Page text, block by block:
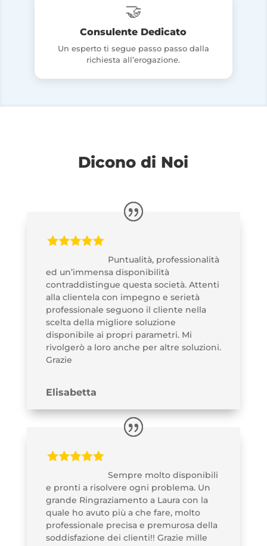
🤝
Consulente Dedicato
Un esperto ti segue passo passo dalla
richiesta all’erogazione.
Dicono di Noi
Puntualità, professionalità
ed un’immensa disponibilità
contraddistingue questa società. Attenti
alla clientela con impegno e serietà
professionale seguono il cliente nella
scelta della migliore soluzione
disponibile ai propri parametri. Mi
rivolgerò a loro anche per altre soluzioni.
Grazie
Elisabetta
Sempre molto disponibili
e pronti a risolvere ogni problema. Un
grande Ringraziamento a Laura con la
quale ho avuto più a che fare, molto
professionale precisa e premurosa della
soddisfazione dei clienti!! Grazie mille